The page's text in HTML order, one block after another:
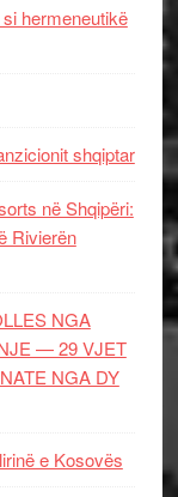
hermeneutikë
shqiptar
në Shqipëri:
Rivierën
NGA
— 29 VJET
NGA DY
e Kosovës